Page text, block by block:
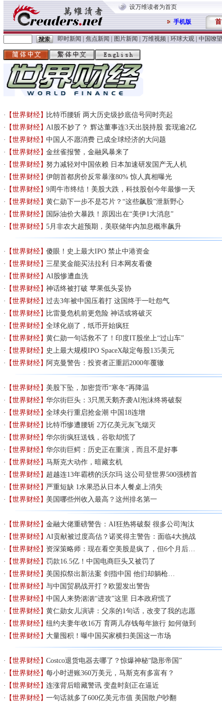
设万维读者为首页
手机版 首
即时新闻 焦点新闻 图片新闻 万维视频 环球大观 中国嘹望
【世界财经】 比特币腰斩 两大历史级抄底信号同时亮起
【世界财经】AI股不妙了？ 辉达董事连3天出脱持股 套现逾2亿
【世界财经】中国人不愿消费 已成全球经济的大问题
【世界财经】金丝雀报警，金融风暴来了
【世界财经】努力减轻对中国依赖 日本加速研发国产无人机
【世界财经】伊朗首都房价反常暴涨80% 惊人真相曝光
【世界财经】9周牛市终结！美股大跌，科技股创今年最惨一天
【世界财经】黄仁勋下一步不是芯片？“这些飙股”泄新野心
【世界财经】 国际油价大暴跌！原因出在“美伊1大消息”
【世界财经】5月非农大超预期，美联储年内加息概率飙升
【世界财经】傻眼！史上最大IPO 禁止中港资金
【世界财经】三星奖金能买法拉利 日本网友看傻
【世界财经】AI股惨遭血洗
【世界财经】神话终被打破 苹果低头妥协
【世界财经】过去3年被中国压着打 这国终于一吐怨气
【世界财经】 比雷曼危机前更危险 神话或将破灭
【世界财经】全球化崩了，纸币开始疯狂
【世界财经】黄仁勋一句话救不了！印度IT股坐上“过山车”
【世界财经】 史上最大规模IPO SpaceX敲定每股135美元
【世界财经】 阿克曼警告：投资者正重蹈2000年覆辙
【世界财经】美股下坠，加密货币“寒冬”再降温
【世界财经】华尔街巨头：3只黑天鹅齐袭AI泡沫终将破裂
【世界财经】全球央行重启抢金潮 中国18连增
【世界财经】 比特币惨遭腰斩 2万亿美元灰飞烟灭
【世界财经】华尔街疯狂送钱，谷歌却慌了
【世界财经】华尔街巨鳄：历史正在重演，而且不是好事
【世界财经】马斯克大动作，暗藏玄机
【世界财经】超越连13年霸榜的沃尔玛 这公司登世界500强榜首
【世界财经】严重短缺 1水果恐从日本人餐桌上消失
【世界财经】美国哪些州收入最高？这州排名第一
【世界财经】金融大佬重磅警告：AI狂热将破裂 很多公司淘汰
【世界财经】AI贡献被过度高估？诺奖得主警告：面临4大挑战
【世界财经】资深策略师：现在看空美股是疯了，但6个月后…
【世界财经】罚款16.5亿！中国电商巨头又被罚了
【世界财经】美国拟祭出新法案 剑指中国 他们却躺枪…
【世界财经】与中国贸易战开打？欧盟发出警告
【世界财经】中国人来势汹汹“进攻”这里 日本政府慌了
【世界财经】黄仁勋女儿演讲：父亲的1句话，改变了我的志愿
【世界财经】纽约夫妻年收16万 育两儿存钱每年旅行 如何做到
【世界财经】大量囤积！曝中国买家横扫美国这一市场
【世界财经】Costco退货电器去哪了？惊爆神秘“隐形帝国”
【世界财经】每小时进账360万美元，马斯克有多富有？
【世界财经】连涨背后暗藏警讯 变盘时刻正在逼近
【世界财经】一句话就多了600亿美元市值 美国散户吵翻